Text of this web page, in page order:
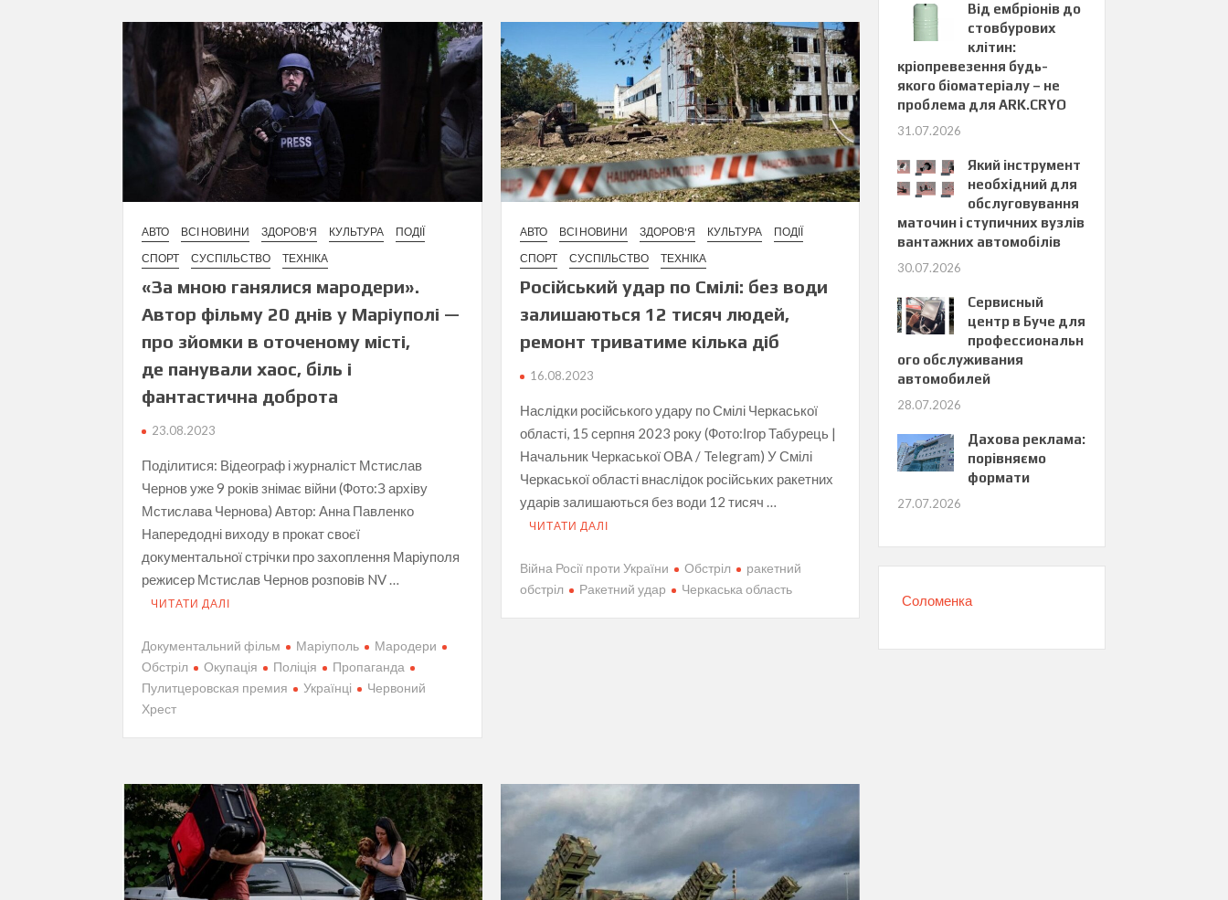
АВТО ВСІ НОВИНИ ЗДОРОВ'Я КУЛЬТУРА
ПОДІЇ
СПОРТ
СУСПІЛЬСТВО ТЕХНІКА
«За мною ганялися мародери».
Автор фільму 20 днів у Маріуполі —
про зйомки в оточеному місті,
де панували хаос, біль і
фантастична доброта
23.08.2023
Поділитися: Відеограф і журналіст Мстислав
Чернов уже 9 років знімає війни (Фото:З архіву
Мстислава Чернова) Автор: Анна Павленко
Напередодні виходу в прокат своєї
документальної стрічки про захоплення Маріуполя
режисер Мстислав Чернов розповів NV …
ЧИТАТИ ДАЛІ
Документальний фільм Маріуполь
Мародери
Обстріл
Окупація Поліція
Пропаганда
Пулитцеровская премия
Українці
Червоний
Хрест
АВТО ВСІ НОВИНИ ЗДОРОВ'Я КУЛЬТУРА
ПОДІЇ
СПОРТ
СУСПІЛЬСТВО ТЕХНІКА
Російський удар по Смілі: без води
залишаються 12 тисяч людей,
ремонт триватиме кілька діб
16.08.2023
Наслідки російського удару по Смілі Черкаської
області, 15 серпня 2023 року (Фото:Ігор Табурець |
Начальник Черкаської ОВА / Telegram) У Смілі
Черкаської області внаслідок російських ракетних
ударів залишаються без води 12 тисяч …
ЧИТАТИ ДАЛІ
Війна Росії проти України Обстріл
ракетний
обстріл
Ракетний удар Черкаська область
Від ембріонів до
стовбурових
клітин:
кріопревезення будь-
якого біоматеріалу – не
проблема для ARK.CRYO
31.07.2026
Який інструмент
необхідний для
обслуговування
маточин і ступичних вузлів
вантажних автомобілів
30.07.2026
Сервисный
центр в Буче для
профессиональн
ого обслуживания
автомобилей
28.07.2026
Дахова реклама:
порівняємо
формати
27.07.2026
Соломенка